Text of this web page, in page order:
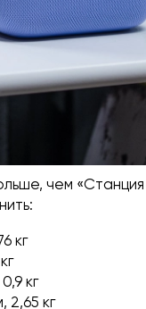
чем
кг
кг
2,65 кг